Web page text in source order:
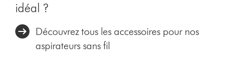
idéal ?
Découvrez tous les accessoires pour nos
aspirateurs sans fil